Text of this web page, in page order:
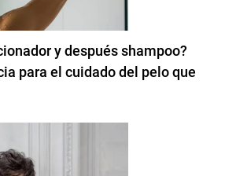
y después shampoo?
para el cuidado del pelo que